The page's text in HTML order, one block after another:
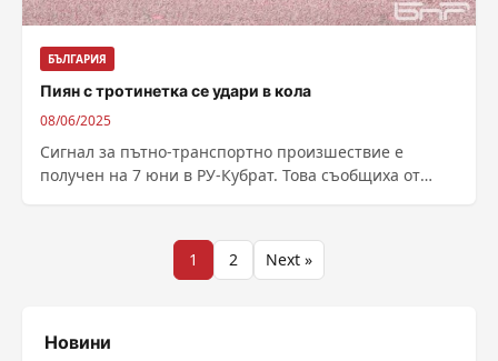
БЪЛГАРИЯ
Пиян с тротинетка се удари в кола
08/06/2025
Сигнал за пътно-транспортно произшествие е
получен на 7 юни в РУ-Кубрат. Това съобщиха от
публикациите
1 2 Next »
Новини